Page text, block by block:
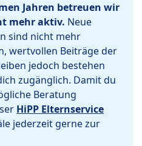
Jahren betreuen wir
mehr aktiv. Neue
sind nicht mehr
wertvollen Beiträge der
jedoch bestehen
zugänglich. Damit du
Beratung
HiPP Elternservice
jederzeit gerne zur